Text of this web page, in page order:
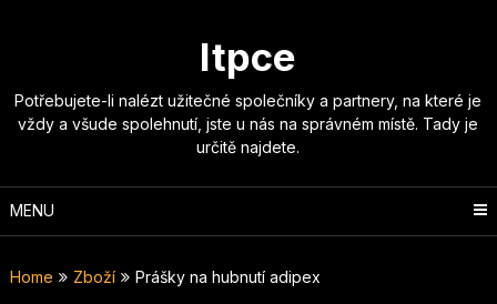
Itpce
Potřebujete-li nalézt užitečné společníky a partnery, na které je
vždy a všude spolehnutí, jste u nás na správném místě. Tady je
určitě najdete.
MENU
Home Zboží Prášky na hubnutí adipex